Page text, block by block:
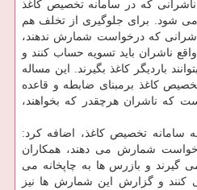
ناشرانی كه در سامانه تخصیص كاغذ
شود. برای جلوگیری از تخلف هم
كه درخواست شمارش ندهند،
ناشران باید تسویه حساب كنند و
باردیگر كاغذ بگیرند. این مساله
كاغذ برمبنای ضابطه و قاعده
كه ناشران هرچقدر كه بخواهند،
سامانه تخصیص كاغذ، اضافه كرد:
شمارش می دهند، همكاران
گیرند و بازرس ها به چاپخانه می
و گزارش این شمارش ها نیز